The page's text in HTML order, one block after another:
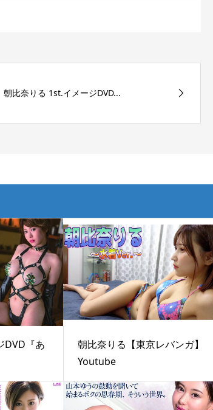
朝比奈りる 1st.イメージDVD...
DVD『あ
朝比奈りる【東京レバンガ】
Youtube